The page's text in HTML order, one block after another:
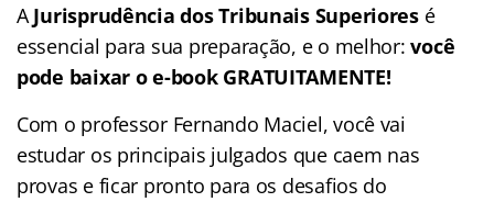
AJurisprudência dos Tribunais Superioresé
essencial para sua preparação, e o melhor:você
pode baixar o e-book GRATUITAMENTE!
Com o professor Fernando Maciel, você vai
estudar os principais julgados que caem nas
provas e ficar pronto para os desafios do